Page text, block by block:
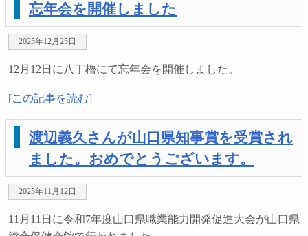
忘年会を開催しました
2025年12月25日
12月12日に八丁櫓にて忘年会を開催しました。
[この記事を読む]
渡辺義久さんが山口県知事賞を受賞され
ました。おめでとうございます。
2025年11月12日
11月11日に令和7年度山口県職業能力開発促進大会が山口県